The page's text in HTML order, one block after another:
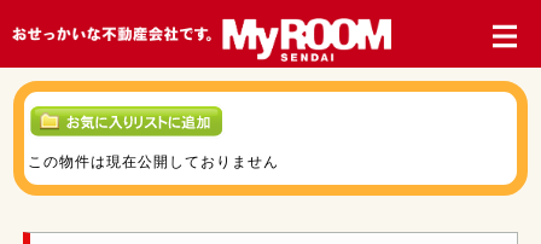
この物件は現在公開しておりません